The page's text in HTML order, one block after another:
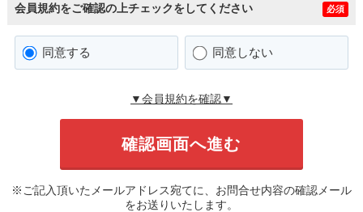
会員規約をご確認の上チェックをしてください 必須
同意する 同意しない
▼会員規約を確認▼
※ご記入頂いたメールアドレス宛てに、お問合せ内容の確認メール
をお送りいたします。